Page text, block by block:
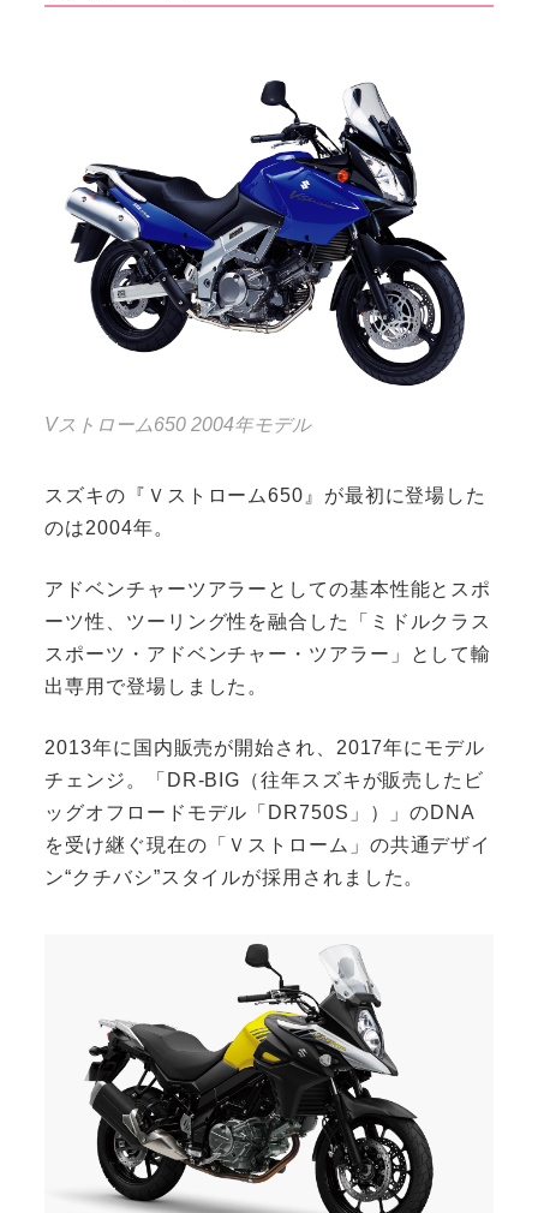
Vストローム650 2004年モデル
スズキの『Ｖストローム650』が最初に登場した
のは2004年。
アドベンチャーツアラーとしての基本性能とスポ
ーツ性、ツーリング性を融合した「ミドルクラス
スポーツ・アドベンチャー・ツアラー」として輸
出専用で登場しました。
2013年に国内販売が開始され、2017年にモデル
チェンジ。「DR-BIG（往年スズキが販売したビ
ッグオフロードモデル「DR750S」）」のDNA
を受け継ぐ現在の「Ｖストローム」の共通デザイ
ン“クチバシ”スタイルが採用されました。